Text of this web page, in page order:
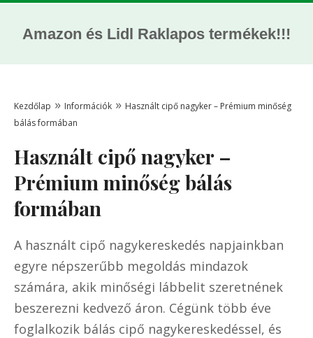
Amazon és Lidl Raklapos termékek!!!
Kezdőlap » Információk » Használt cipő nagyker – Prémium minőség
bálás formában
Használt cipő nagyker –
Prémium minőség bálás
formában
A használt cipő nagykereskedés napjainkban
egyre népszerűbb megoldás mindazok
számára, akik minőségi lábbelit szeretnének
beszerezni kedvező áron. Cégünk több éve
foglalkozik bálás cipő nagykereskedéssel, és